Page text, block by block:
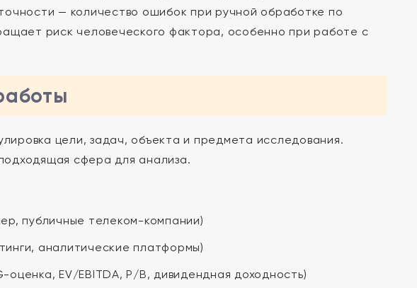
— количество ошибок при ручной обработке по
риск человеческого фактора, особенно при работе с
цели, задач, объекта и предмета исследования.
сфера для анализа.
публичные телеком-компании)
аналитические платформы)
EV/EBITDA, P/B, дивидендная доходность)